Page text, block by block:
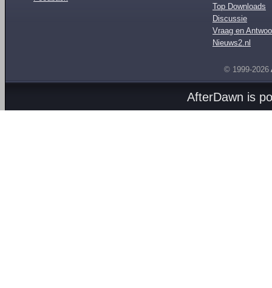
Top Downloads
Discussie
Vraag en
Nieuws2.nl
© 1999-2026
AfterDawn is